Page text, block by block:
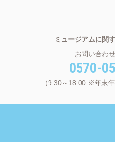
ミュージアムに関
お問い合わ
0570-
（9:30～18:00 ※年末